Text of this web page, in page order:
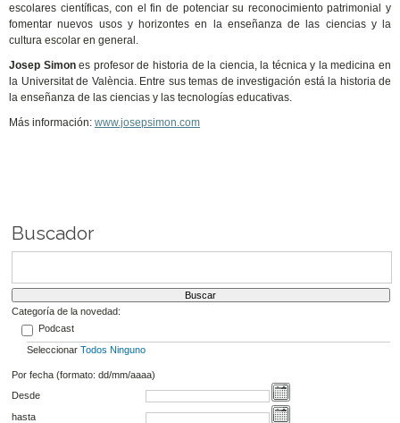
escolares científicas, con el fin de potenciar su reconocimiento patrimonial y
fomentar nuevos usos y horizontes en la enseñanza de las ciencias y la
cultura escolar en general.
Josep Simones profesor de historia de la ciencia, la técnica y la medicina en
la Universitat de València. Entre sus temas de investigación está la historia de
la enseñanza de las ciencias y las tecnologías educativas.
Más información:www.josepsimon.com
Buscador
Categoría de la novedad:
Podcast
Seleccionar Todos Ninguno
Por fecha (formato: dd/mm/aaaa)
Desde
hasta